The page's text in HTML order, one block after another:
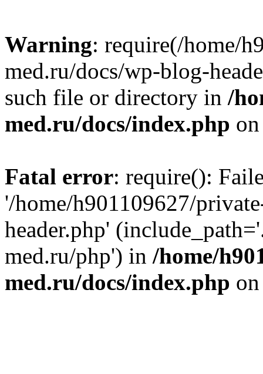
Warning: require(/home/
med.ru/docs/wp-blog-
such file or directory in /
med.ru/docs/index.php
Fatal error: require():
'/home/h901109627/
header.php'
med.ru/php') in /home/
med.ru/docs/index.php